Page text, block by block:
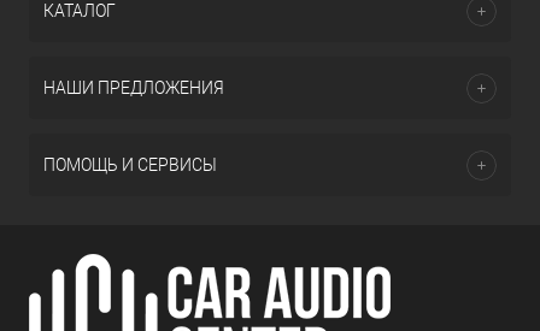
КАТАЛОГ
НАШИ ПРЕДЛОЖЕНИЯ
ПОМОЩЬ И СЕРВИСЫ